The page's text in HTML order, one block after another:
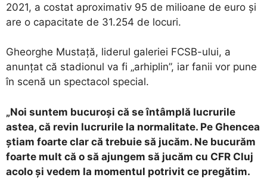
2021, a costat aproximativ 95 de milioane de euro și
are o capacitate de 31.254 de locuri.
Gheorghe Mustață, liderul galeriei FCSB-ului, a
anunțat că stadionul va fi „arhiplin”, iar fanii vor pune
în scenă un spectacol special.
„Noi suntem bucuroși că se întâmplă lucrurile
astea, că revin lucrurile la normalitate. Pe Ghencea
știam foarte clar că trebuie să jucăm. Ne bucurăm
foarte mult că o să ajungem să jucăm cu CFR Cluj
acolo și vedem la momentul potrivit ce pregătim.